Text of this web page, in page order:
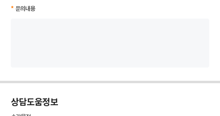
* 문의내용
상담도움정보